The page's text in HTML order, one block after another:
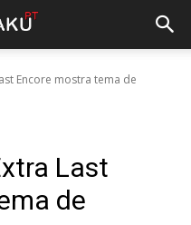
Encore mostra tema de
Last
de